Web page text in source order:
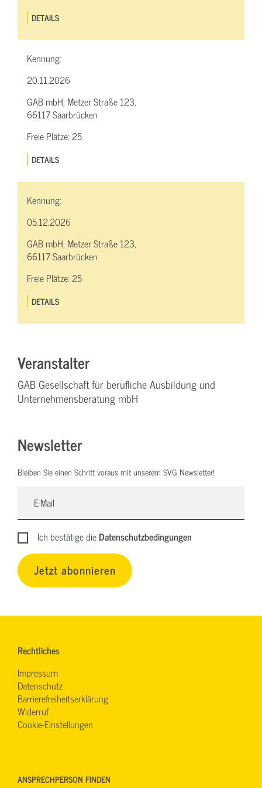
DETAILS
Kennung:
20.11.2026
GAB mbH, Metzer Straße 123,
66117 Saarbrücken
Freie Plätze:25
DETAILS
Kennung:
05.12.2026
GAB mbH, Metzer Straße 123,
66117 Saarbrücken
Freie Plätze:25
DETAILS
Veranstalter
GAB Gesellschaft für berufliche Ausbildung und
Unternehmensberatung mbH
Newsletter
Bleiben Sie einen Schritt voraus mit unserem SVG Newsletter!
Ich bestätige dieDatenschutzbedingungen
Jetzt abonnieren
Rechtliches
Impressum
Datenschutz
Barrierefreiheitserklärung
Widerruf
Cookie-Einstellungen
ANSPRECHPERSON FINDEN